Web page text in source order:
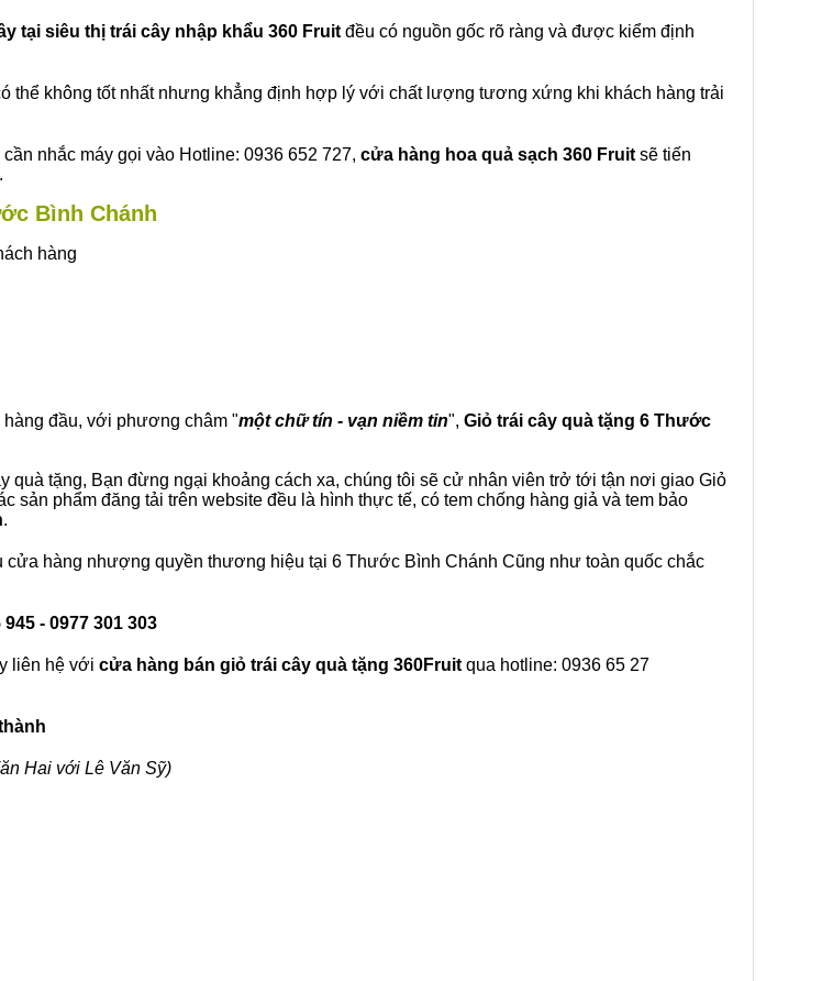
tại siêu thị trái cây nhập khẩu 360 Fruit đều có nguồn gốc rõ ràng và được kiểm định
thể không tốt nhất nhưng khẳng định hợp lý với chất lượng tương xứng khi khách hàng trải
nhắc máy gọi vào Hotline: 0936 652 727, cửa hàng hoa quả sạch 360 Fruit sẽ tiến
Bình Chánh
hàng
hàng đầu, với phương châm "một chữ tín - vạn niềm tin", Giỏ trái cây quà tặng 6 Thước
quà tặng, Bạn đừng ngại khoảng cách xa, chúng tôi sẽ cử nhân viên trở tới tận nơi giao Giỏ
phẩm đăng tải trên website đều là hình thực tế, có tem chống hàng giả và tem bảo
.
hàng nhượng quyền thương hiệu tại 6 Thước Bình Chánh Cũng như toàn quốc chắc
945 - 0977 301 303
liên hệ với cửa hàng bán giỏ trái cây quà tặng 360Fruit qua hotline: 0936 65 27
Hai với Lê Văn Sỹ)